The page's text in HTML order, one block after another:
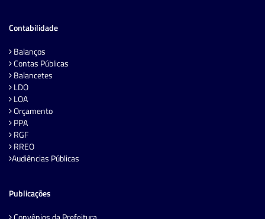
Contabilidade
Balanços
Contas Públicas
Balancetes
LDO
LOA
Orçamento
PPA
RGF
RREO
Audiências Públicas
Publicações